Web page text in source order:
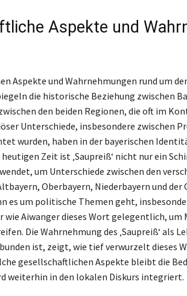
Aspekte und
Aspekte und Wahrnehmungen rund um
die historische Beziehung zwischen
den beiden Regionen, die oft im
Unterschiede, insbesondere zwischen
wurden, haben in der bayerischen
Zeit ist ‚Saupreiß‘ nicht nur ein
um Unterschiede zwischen den
Oberbayern, Niederbayern und der
es um politische Themen geht,
wie Aiwanger dieses Wort gelegentlich, um
Die Wahrnehmung des ‚Saupreiß‘ als
ist, zeigt, wie tief verwurzelt dieses
gesellschaftlichen Aspekte bleibt die
weiterhin in den lokalen Diskurs integriert.